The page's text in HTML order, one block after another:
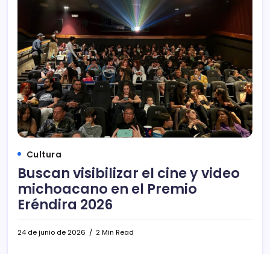
Cultura
Buscan visibilizar el cine y video
michoacano en el Premio
Eréndira 2026
24 de junio de 2026 2 Min Read